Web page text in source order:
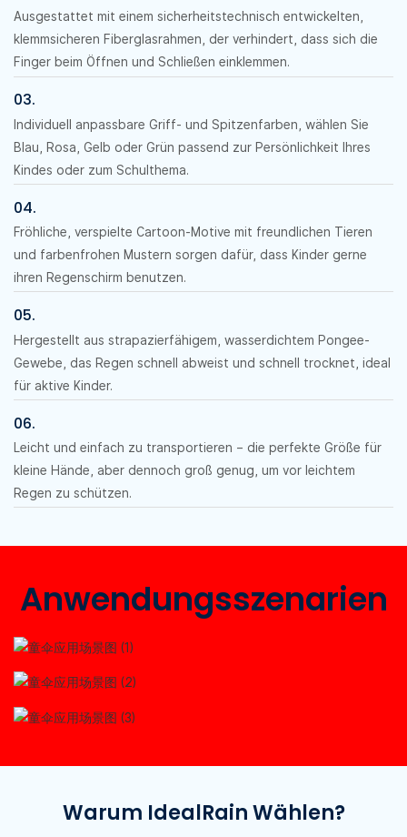
Ausgestattet mit einem sicherheitstechnisch entwickelten,
klemmsicheren Fiberglasrahmen, der verhindert, dass sich die
Finger beim Öffnen und Schließen einklemmen.
03.
Individuell anpassbare Griff- und Spitzenfarben, wählen Sie
Blau, Rosa, Gelb oder Grün passend zur Persönlichkeit Ihres
Kindes oder zum Schulthema.
04.
Fröhliche, verspielte Cartoon-Motive mit freundlichen Tieren
und farbenfrohen Mustern sorgen dafür, dass Kinder gerne
ihren Regenschirm benutzen.
05.
Hergestellt aus strapazierfähigem, wasserdichtem Pongee-
Gewebe, das Regen schnell abweist und schnell trocknet, ideal
für aktive Kinder.
06.
Leicht und einfach zu transportieren – die perfekte Größe für
kleine Hände, aber dennoch groß genug, um vor leichtem
Regen zu schützen.
Anwendungsszenarien
Warum IdealRain Wählen?